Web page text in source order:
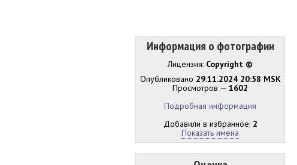
Информация о фотографии
Лицензия: Copyright ©
Опубликовано 29.11.2024 20:58 MSK
Просмотров — 1602
Подробная информация
Добавили в избранное: 2
Показать имена